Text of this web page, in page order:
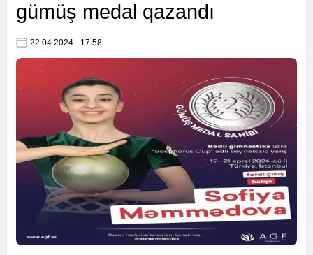
gümüş medal qazandı
22.04.2024 - 17:58